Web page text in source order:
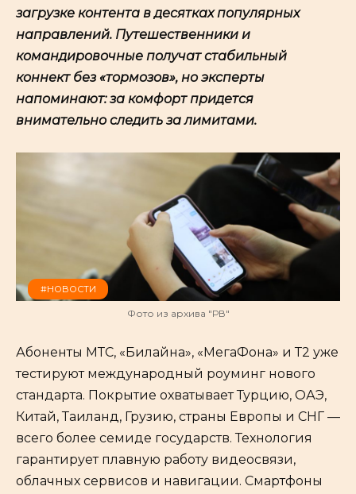
загрузке контента в десятках популярных
направлений. Путешественники и
командировочные получат стабильный
коннект без «тормозов», но эксперты
напоминают: за комфорт придется
внимательно следить за лимитами.
#НОВОСТИ
Фото из архива "РВ"
Абоненты МТС, «Билайна», «МегаФона» и Т2 уже
тестируют международный роуминг нового
стандарта. Покрытие охватывает Турцию, ОАЭ,
Китай, Таиланд, Грузию, страны Европы и СНГ —
всего более семиде государств. Технология
гарантирует плавную работу видеосвязи,
облачных сервисов и навигации. Смартфоны